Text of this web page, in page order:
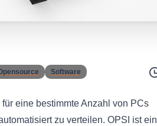
Software
eine bestimmte Anzahl von PCs
zu verteilen. OPSI ist ein